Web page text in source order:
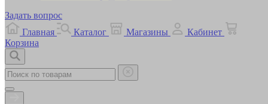
Задать вопрос
Главная
Каталог Магазины
Кабинет
Корзина